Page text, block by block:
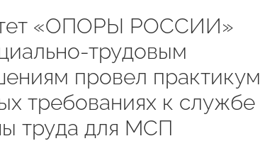
«ОПОРЫ РОССИИ»
трудовым
провел практикум
требованиях к службе
труда для МСП